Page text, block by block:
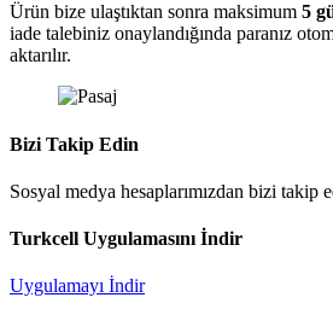
Ürün bize ulaştıktan sonra maksimum 5
iade talebiniz onaylandığında paranız
aktarılır.
Bizi Takip Edin
Sosyal medya hesaplarımızdan bizi takip
Turkcell Uygulamasını İndir
Uygulamayı İndir